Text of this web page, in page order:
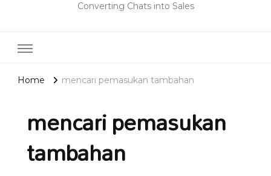
Converting Chats into Sales
Home mencari pemasukan tambahan
mencari pemasukan
tambahan